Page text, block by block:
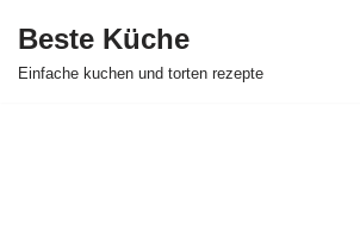
Zum
Beste Küche
Einfache kuchen und torten rezepte